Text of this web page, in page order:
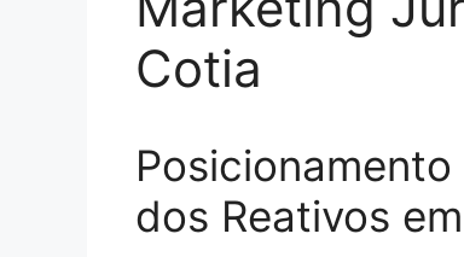
Cotia
dos Reativos